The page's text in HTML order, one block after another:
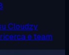
Cloudzy
e team